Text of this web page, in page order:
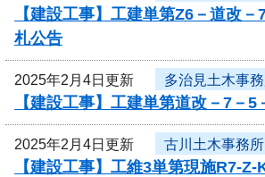
【建設工事】工建単第Z6－道改
札公告
2025年2月4日更新 多治見土木事
【建設工事】工建単第道改－7
2025年2月4日更新 古川土木事務所
【建設工事】工維3単第現施R7-